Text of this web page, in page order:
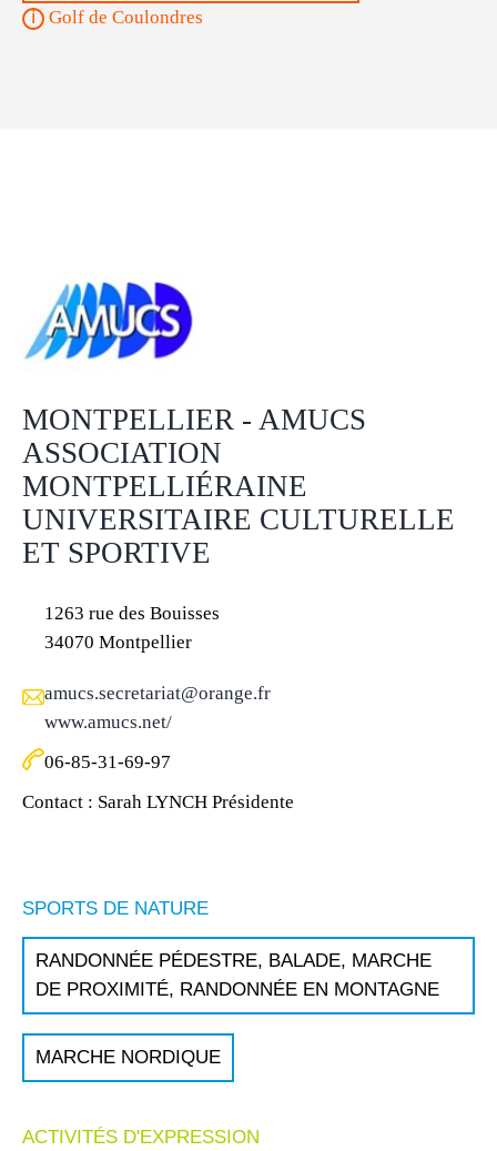
Golf de Coulondres
MONTPELLIER - AMUCS
ASSOCIATION
MONTPELLIÉRAINE
UNIVERSITAIRE CULTURELLE
ET SPORTIVE
1263 rue des Bouisses
34070 Montpellier
amucs.secretariat@orange.fr
www.amucs.net/
06-85-31-69-97
Contact : Sarah LYNCH Présidente
SPORTS DE NATURE
RANDONNÉE PÉDESTRE, BALADE, MARCHE
DE PROXIMITÉ, RANDONNÉE EN MONTAGNE
MARCHE NORDIQUE
ACTIVITÉS D'EXPRESSION